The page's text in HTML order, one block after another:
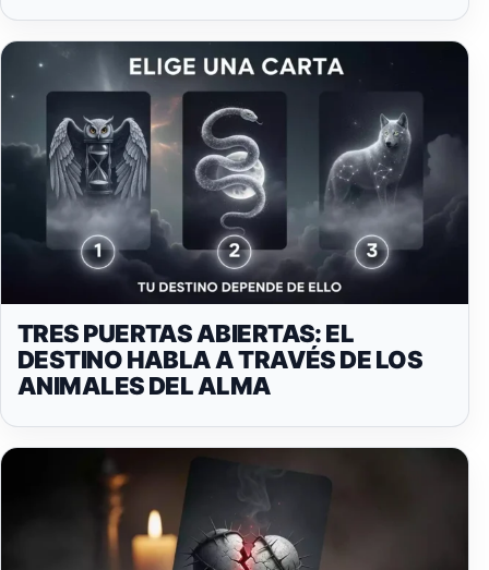
TRES PUERTAS ABIERTAS: EL
DESTINO HABLA A TRAVÉS DE LOS
ANIMALES DEL ALMA